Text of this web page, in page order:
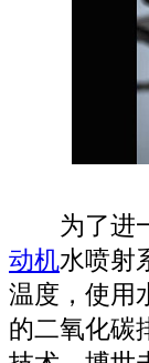
为了进一
动机水喷射
温度，使用
的二氧化碳